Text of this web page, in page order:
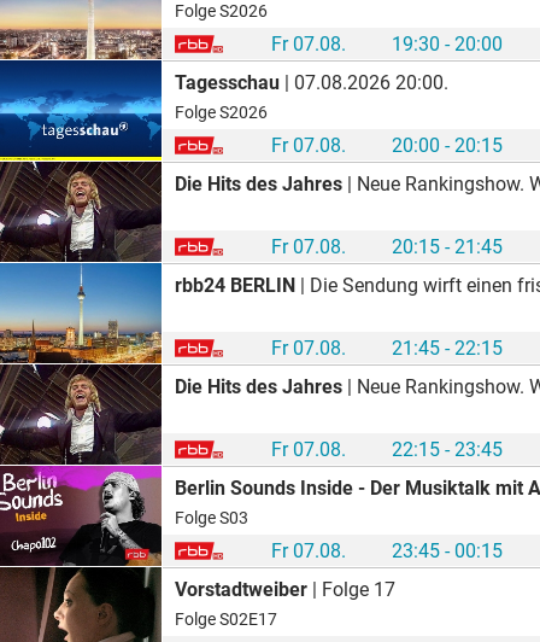
Folge S2026
Fr 07.08.
19:30 - 20:00
Tagesschau | 07.08.2026 20:00.
Folge S2026
Fr 07.08.
20:00 - 20:15
Die Hits des Jahres | Neue Rankingshow.
Fr 07.08.
20:15 - 21:45
rbb24 BERLIN | Die Sendung wirft einen frischen Blick auf die Topthemen des
Fr 07.08.
21:45 - 22:15
Die Hits des Jahres | Neue Rankingshow. Welcher Song aus dem Jahr 1971 ist unsere Nummer 1? Das rbb
Fr 07.08.
22:15 - 23:45
Berlin Sounds Inside - Der Musiktalk mit
Folge S03
Fr 07.08.
23:45 - 00:15
Vorstadtweiber | Folge 17
Folge S02E17